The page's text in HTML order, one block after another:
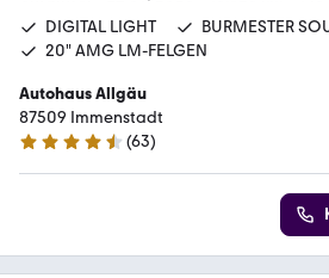
DIGITAL LIGHT
BURMESTER
20" AMG LM-FELGEN
Autohaus Allgäu
87509 Immenstadt
4.7 Sterne
(63)